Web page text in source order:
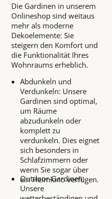
Die Gardinen in unserem
Onlineshop sind weitaus
mehr als moderne
Dekoelemente: Sie
steigern den Komfort und
die Funktionalität Ihres
Wohnraums erheblich.
Abdunkeln und
Verdunkeln: Unsere
Gardinen sind optimal,
um Räume
abzudunkeln oder
komplett zu
verdunkeln. Dies eignet
sich besonders in
Schlafzimmern oder
wenn Sie sogar über
ein Heimkino verfügen.
Outdoor-Gardinen:
Unsere